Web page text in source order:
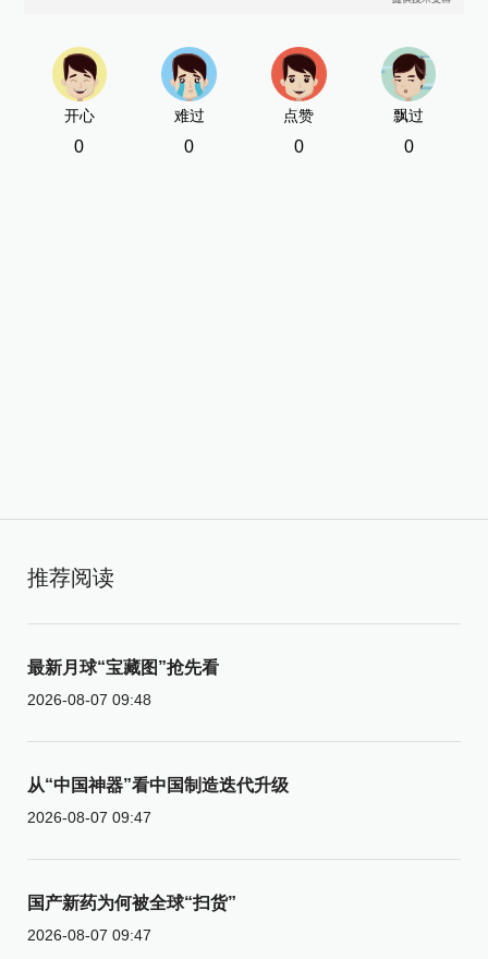
开心
0
难过
0
点赞
0
飘过
0
推荐阅读
最新月球“宝藏图”抢先看
2026-08-07 09:48
从“中国神器”看中国制造迭代升级
2026-08-07 09:47
国产新药为何被全球“扫货”
2026-08-07 09:47